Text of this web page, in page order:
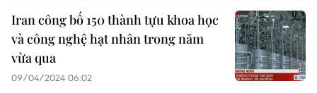
Iran công bố 150 thành tựu khoa học
và công nghệ hạt nhân trong năm
vừa qua
09/04/2024 06:02